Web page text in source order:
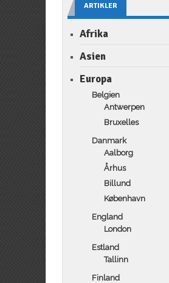
ARTIKLER
Afrika
Asien
Europa
Belgien
Antwerpen
Bruxelles
Danmark
Aalborg
Århus
Billund
København
England
London
Estland
Tallinn
Finland